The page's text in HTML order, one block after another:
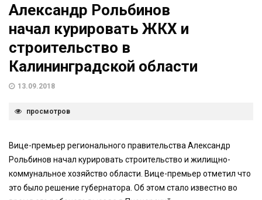
Александр Рольбинов
начал курировать ЖКХ и
строительство в
Калининградской области
13.09.2018
просмотров
Вице-премьер регионального правительства Александр
Рольбинов начал курировать строительство и жилищно-
коммунальное хозяйство области. Вице-премьер отметил что
это было решение губернатора. Об этом стало известно во